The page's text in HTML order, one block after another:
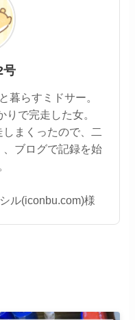
号
暮らすミドサー。
で完走した女。
まくったので、二
、ブログで記録を始
ル(iconbu.com)様